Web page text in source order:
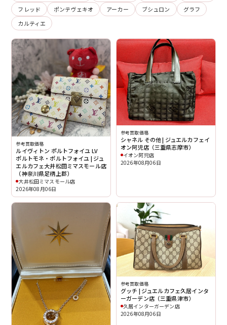
フレッド
ポンテヴェキオ アーカー ブシュロン
グラフ
カルティエ
参考買取価格
ルイヴィトン ポルトフォイユ LV
ポルトモネ・ポルトフォイユ | ジュ
エルカフェ大井松田ミマスモール店
（神奈川県足柄上郡）
大井松田ミマスモール店
2026年08月06日
参考買取価格
シャネル その他 | ジュエルカフェイ
オン阿児店（三重県志摩市）
イオン阿児店
2026年08月06日
参考買取価格
グッチ | ジュエルカフェ久居インタ
ーガーデン店（三重県津市）
久居インターガーデン店
2026年08月06日